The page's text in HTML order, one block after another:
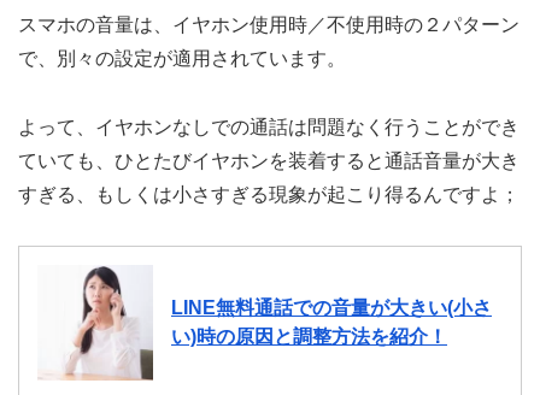
スマホの音量は、イヤホン使用時／不使用時の２パターン
で、別々の設定が適用されています。
よって、イヤホンなしでの通話は問題なく行うことができ
ていても、ひとたびイヤホンを装着すると通話音量が大き
すぎる、もしくは小さすぎる現象が起こり得るんですよ；
LINE無料通話での音量が大きい(小さ
い)時の原因と調整方法を紹介！